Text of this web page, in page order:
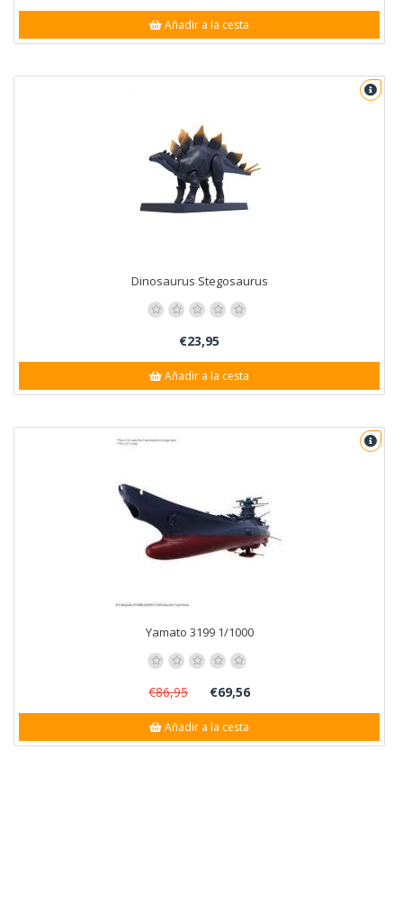
Añadir a la cesta
Dinosaurus Stegosaurus
€23,95
Añadir a la cesta
Yamato 3199 1/1000
€86,95 €69,56
Añadir a la cesta